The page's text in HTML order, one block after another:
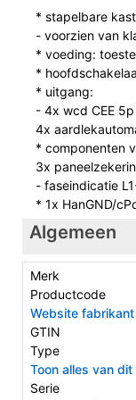
* stapelbare
- voorzien van
* voeding:
*
* uitgang:
- 4x wcd CEE
4x
* componenten
3x
- faseindicatie
* 1x HanGND/
Algemeen
Merk
Productcode
Website fabrikant
GTIN
Type
Toon alles van
Serie